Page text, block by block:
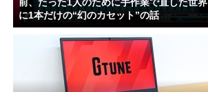
に1本だけの“幻のカセット”の話